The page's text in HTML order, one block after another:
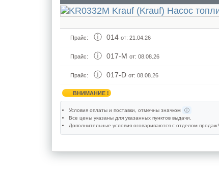
Прайс: 014 от: 21.04.26
Прайс: 017-M от: 08.08.26
Прайс: 017-D от: 08.08.26
ВНИМАНИЕ !
Условия оплаты и поставки , отмечны значком
ⓘ
Все цены указаны для указанных пунктов выдачи
Дополнительные условия оговариваются с отделом продаж!